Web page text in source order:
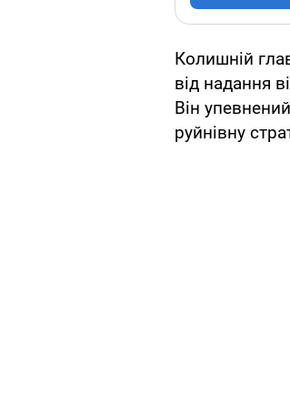
Колишній
від надання
Він
руйнівну